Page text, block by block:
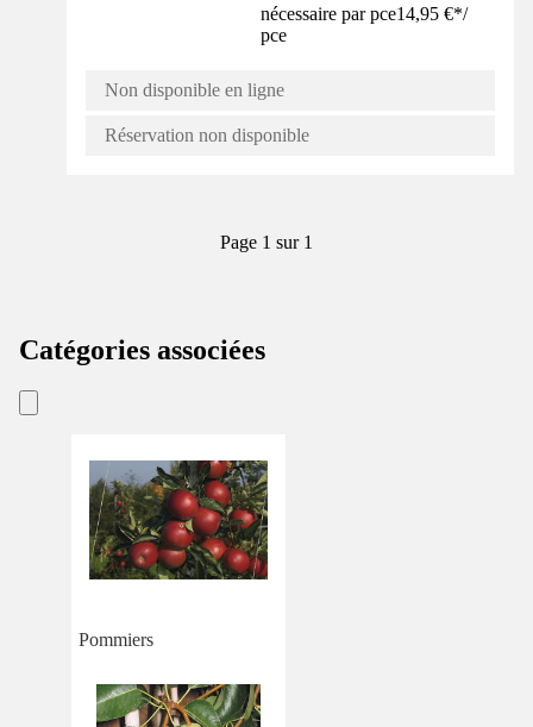
nécessaire par pce14,95 €*/
pce
Non disponible en ligne
Réservation non disponible
Page 1 sur 1
Catégories associées
Pommiers